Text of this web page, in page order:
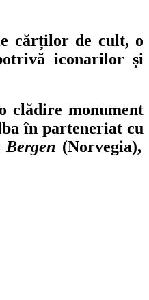
cărților de cult, o
iconarilor și
clădire monument
în parteneriat cu
(Norvegia),